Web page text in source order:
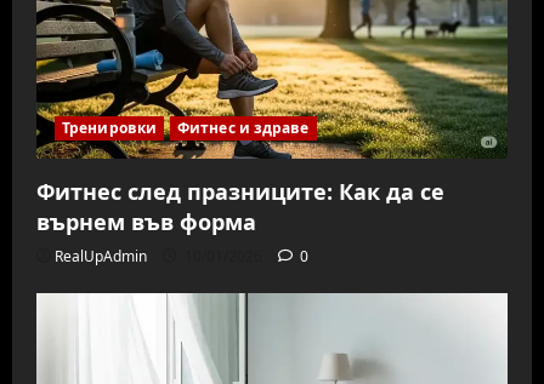
Тренировки Фитнес и здраве
Фитнес след празниците: Как да се
върнем във форма
RealUpAdmin 0